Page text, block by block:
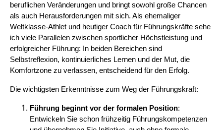
beruflichen Veränderungen und bringt sowohl große Chancen
als auch Herausforderungen mit sich. Als ehemaliger
Weltklasse-Athlet und heutiger Coach für Führungskräfte sehe
ich viele Parallelen zwischen sportlicher Höchstleistung und
erfolgreicher Führung: In beiden Bereichen sind
Selbstreflexion, kontinuierliches Lernen und der Mut, die
Komfortzone zu verlassen, entscheidend für den Erfolg.
Die wichtigsten Erkenntnisse zum Weg der Führungskraft:
Führung beginnt vor der formalen Position:
Entwickeln Sie schon frühzeitig Führungskompetenzen